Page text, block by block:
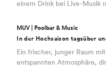
einem Drink bei Live-Musik
MUV | Poolbar & Music
In der Hochsaison tagsüber
Ein frischer, junger Raum
entspannten Atmosphäre,